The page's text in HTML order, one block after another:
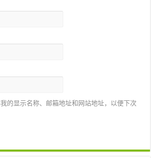
的显示名称、邮箱地址和网站地址，以便下次